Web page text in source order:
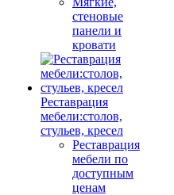
стеновые
панели и
кровати
Реставрация
мебели:столов,
стульев, кресел
Реставрация
мебели по
доступным
ценам